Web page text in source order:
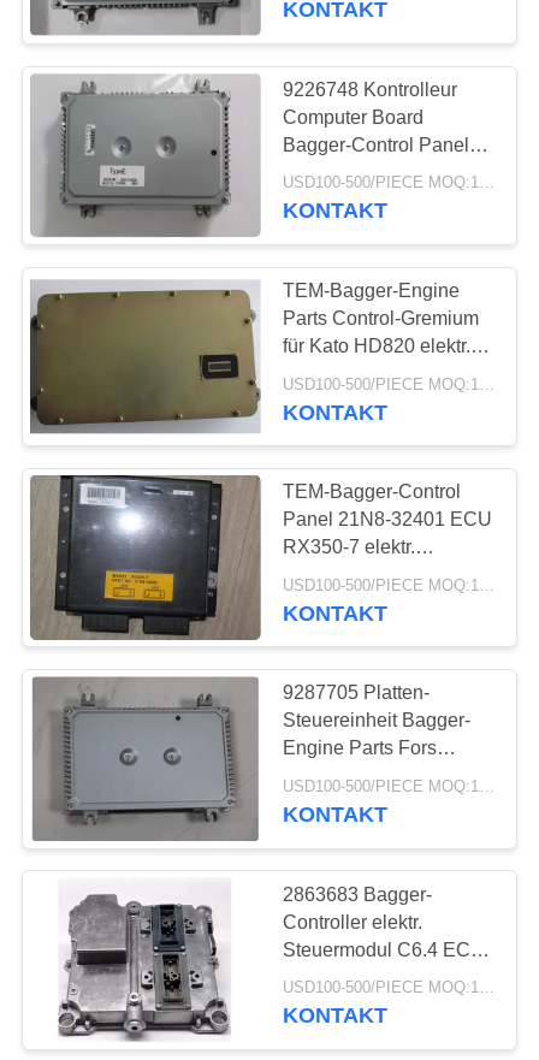
Bagger-Schwingen-
Motor
43
Baggergetriebe
Dieselmotor-Teile
Mini Excavator
Machine
KONTAKT
9226748 Kontrolleur
Computer Board
Bagger-Control Panels
HITACHI ZX200 ZX210
ZX240 ECU
USD100-500/PIECE MOQ:1-teilig
KONTAKT
TEM-Bagger-Engine
Parts Control-Gremium
für Kato HD820 elektr.
Steuermodul 1004-
00332 ECU Comptuter
KONTAKT
TEM-Bagger-Control
Panel 21N8-32401 ECU
RX350-7 elektr.
Steuermodul Computer-
Brett-Bagger Computer
USD100-500/PIECE MOQ:1-teilig
KONTAKT
9287705 Platten-
Steuereinheit Bagger-
Engine Parts Fors
Hitachi ZX450-3 ZX530-
3
USD100-500/PIECE MOQ:1-teilig
KONTAKT
2863683 Bagger-
Controller elektr.
Steuermodul C6.4 ECU
286-3683 286-3683-00
USD100-500/PIECE MOQ:1-teilig
KONTAKT